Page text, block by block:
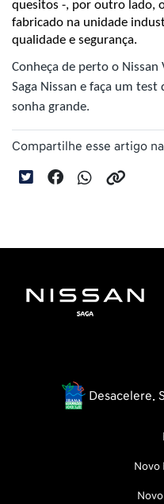
quesitos -, por outro lado,
fabricado na unidade
qualidade e segurança.
Conheça de perto o Nissan
Saga Nissan e faça um
sonha grande.
Compartilhe esse artigo
Desacelere.
Novo